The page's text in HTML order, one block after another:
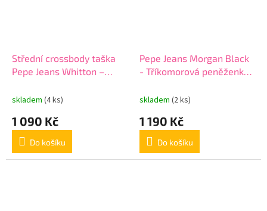
Střední crossbody taška
Pepe Jeans Whitton –
skladem (4 ks)
1 090 Kč
Do košíku
Pepe Jeans Morgan Black
- Tříkomorová peněženka,
skladem (2 ks)
1 190 Kč
Do košíku